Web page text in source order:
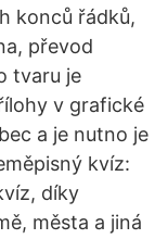
konců řádků,
převod
tvaru je
v grafické
a je nutno je
kvíz:
díky
města a jiná